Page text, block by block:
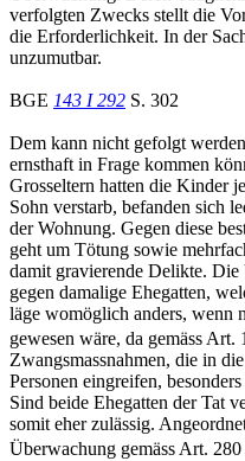
verfolgten Zwecks stellt die
die Erforderlichkeit. In der
unzumutbar.
BGE 143 I 292 S. 302
Dem kann nicht gefolgt
ernsthaft in Frage kommen
Grosseltern hatten die Kinder
Sohn verstarb, befanden sich
der Wohnung. Gegen diese
geht um Tötung sowie
damit gravierende Delikte.
gegen damalige Ehegatten,
läge womöglich anders, wenn
gewesen wäre, da gemäss Art.
Zwangsmassnahmen, die in
Personen eingreifen,
Sind beide Ehegatten der Tat
somit eher zulässig.
Überwachung gemäss Art.